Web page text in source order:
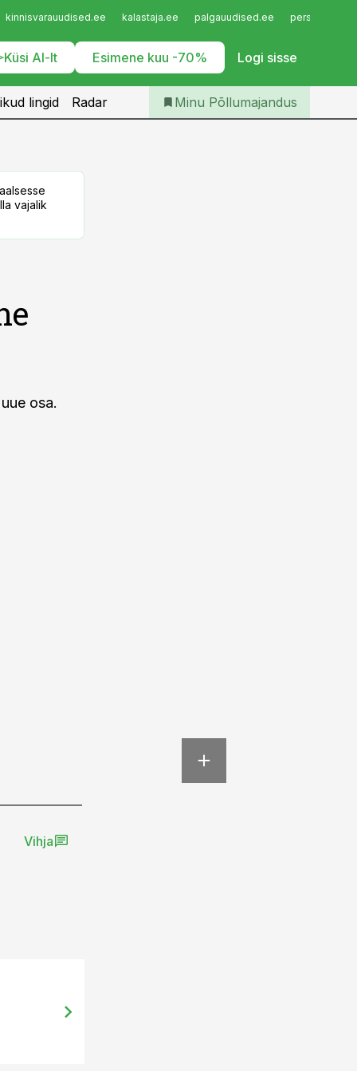
kinnisvarauudised.ee kalastaja.ee palgauudised.ee
Küsi AI-lt Esimene kuu -70% Logi sisse
Iseteenindus
Telli Põllumajandus
lingid Radar Minu Põllumajandus
vajalik
osa.
Vihja